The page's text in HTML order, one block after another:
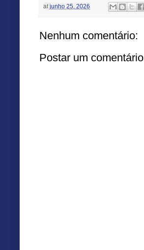
at junho 25, 2026
Nenhum comentário:
Postar um comentário